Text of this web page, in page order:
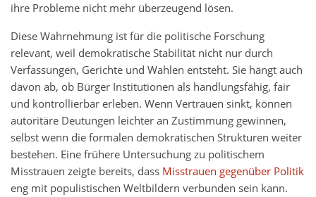
ihre Probleme nicht mehr überzeugend lösen.
Diese Wahrnehmung ist für die politische Forschung
relevant, weil demokratische Stabilität nicht nur durch
Verfassungen, Gerichte und Wahlen entsteht. Sie hängt auch
davon ab, ob Bürger Institutionen als handlungsfähig, fair
und kontrollierbar erleben. Wenn Vertrauen sinkt, können
autoritäre Deutungen leichter an Zustimmung gewinnen,
selbst wenn die formalen demokratischen Strukturen weiter
bestehen. Eine frühere Untersuchung zu politischem
Misstrauen zeigte bereits, dass Misstrauen gegenüber Politik
eng mit populistischen Weltbildern verbunden sein kann.